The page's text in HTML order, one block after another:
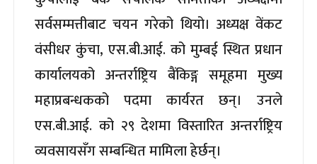
सर्वसम्मत्तीबाट चयन गरेको थियो। अध्यक्ष वेंकट
वंसीधर कुंचा, एस.बी.आई. को मुम्बई स्थित प्रधान
कार्यालयको अन्तर्राष्ट्रिय बैंकिङ्ग समूहमा मुख्य
महाप्रबन्धकको पदमा कार्यरत छन्। उनले
एस.बी.आई. को २९ देशमा विस्तारित अन्तर्राष्ट्रिय
व्यवसायसँग सम्बन्धित मामिला हेर्छन्।